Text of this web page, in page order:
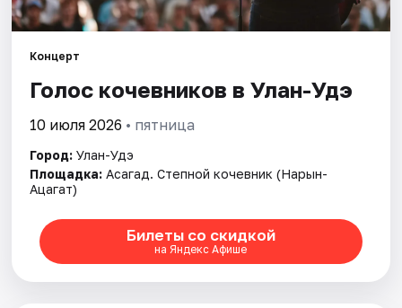
Площадки
Рейтинги
Концерт
Голос кочевников в Улан-Удэ
10 июля 2026 • пятница
Город: Улан-Удэ
Площадка: Асагад. Степной кочевник (Нарын-
Ацагат)
Билеты со скидкой
на Яндекс Афише